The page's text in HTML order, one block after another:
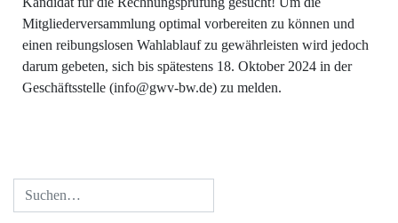
Mitgliederversammlung optimal vorbereiten zu können und
einen reibungslosen Wahlablauf zu gewährleisten wird jedoch
darum gebeten, sich bis spätestens 18. Oktober 2024 in der
Geschäftsstelle (info@gwv-bw.de) zu melden.